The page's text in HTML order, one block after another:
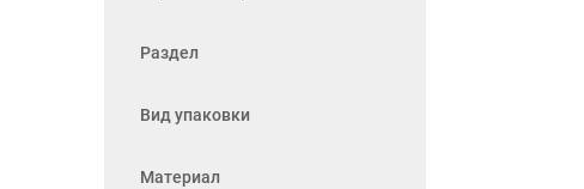
Раздел
Вид упаковки
Материал